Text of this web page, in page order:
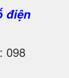
điện
: 098